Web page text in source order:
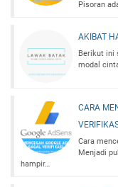
Pisoran
AKIBAT
Berikut ini
modal
CARA
Cara
Menjadi
hampir…